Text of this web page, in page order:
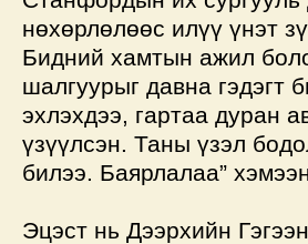
нөхөрлөлөөс илүү үнэт
Бидний хамтын ажил
шалгуурыг давна гэдэгт
эхлэхдээ, гартаа дуран
үзүүлсэн. Таны үзэл
билээ. Баярлалаа”
Эцэст нь Дээрхийн